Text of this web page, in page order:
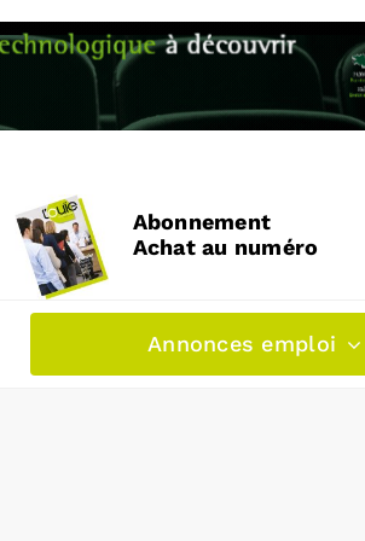
Abonnement
Achat au numéro
Annonces emploi